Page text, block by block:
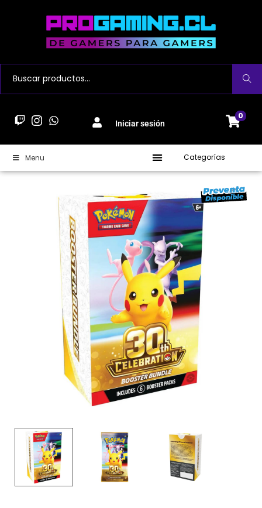
Buscar
Iniciar sesión
0
Menu Categorías